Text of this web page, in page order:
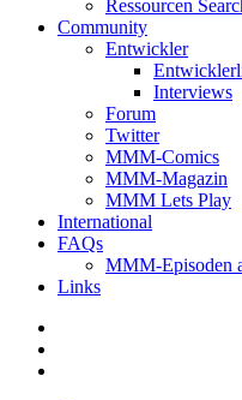
Ressourcen
Community
Entwickler
Interviews
Forum
Twitter
MMM-Comics
MMM-Magazin
MMM Lets Play
International
FAQs
MMM-Episoden
Links